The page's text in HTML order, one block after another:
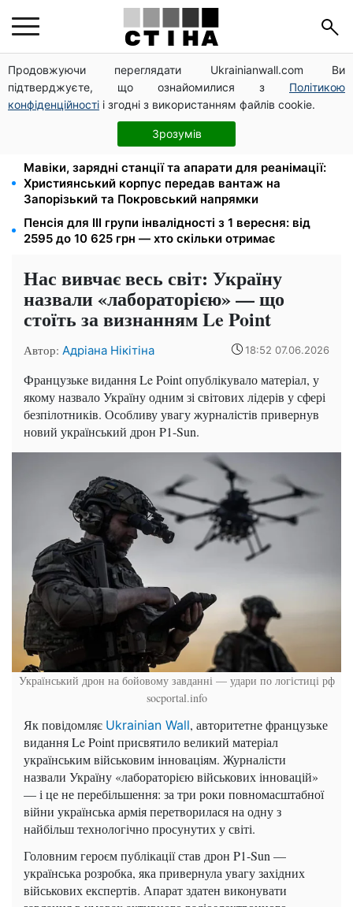
Продовжуючи переглядати Ukrainianwall.com Ви
підтверджуєте, що ознайомилися з Політикою
конфіденційності і згодні з використанням файлів cookie.
Зрозумів
172 940 грн захистять житло від арешту за
комуналку: з жовтня поріг — 432 тисячі
Новий знак на центральній вулиці: водіям
вантажівок заборонили зупинку — штраф до 680
Мавіки, зарядні станції та апарати для реанімації:
Християнський корпус передав вантаж на
Запорізький та Покровський напрямки
Пенсія для III групи інвалідності з 1 вересня: від
2595 до 10 625 грн — хто скільки отримає
Нас вивчає весь світ: Україну
назвали «лабораторією» — що
стоїть за визнанням Le Point
Автор: Адріана Нікітіна 18:52 07.06.2026
Французьке видання Le Point опублікувало матеріал, у
якому назвало Україну одним зі світових лідерів у сфері
безпілотників. Особливу увагу журналістів привернув
новий український дрон P1-Sun.
Український дрон на бойовому завданні — удари по логістиці рф
socportal.info
Як повідомляє Ukrainian Wall, авторитетне французьке
видання Le Point присвятило великий матеріал
українським військовим інноваціям. Журналісти
назвали Україну «лабораторією військових інновацій»
— і це не перебільшення: за три роки повномасштабної
війни українська армія перетворилася на одну з
найбільш технологічно просунутих у світі.
Головним героєм публікації став дрон P1-Sun —
українська розробка, яка привернула увагу західних
військових експертів. Апарат здатен виконувати